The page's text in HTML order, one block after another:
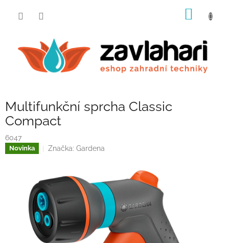
Multifunkční sprcha Classic
Compact
6047
Novinka Značka: Gardena